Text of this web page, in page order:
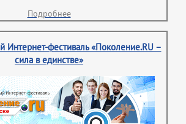
Подробнее
фестиваль «Поколение.RU –
сила в единстве»